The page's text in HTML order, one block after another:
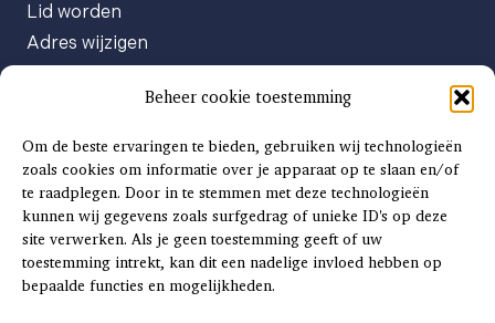
Beheer cookie toestemming
Om de beste ervaringen te bieden, gebruiken wij technologieën
zoals cookies om informatie over je apparaat op te slaan en/of
te raadplegen. Door in te stemmen met deze technologieën
kunnen wij gegevens zoals surfgedrag of unieke ID's op deze
site verwerken. Als je geen toestemming geeft of uw
toestemming intrekt, kan dit een nadelige invloed hebben op
bepaalde functies en mogelijkheden.
Lid worden
Adres wijzigen
Abonnement opzeggen
Afgeven automatische incasso
Factuur betalen
Klachtenformulier
Overige vragen
Adverteren